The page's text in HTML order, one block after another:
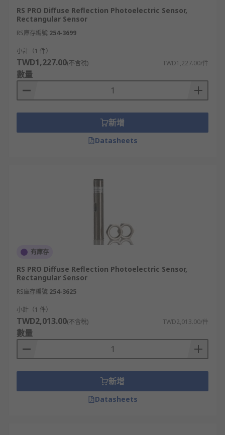
RS PRO Diffuse Reflection Photoelectric Sensor,
Rectangular Sensor
RS庫存編號 254-3699
小計（1 件）
TWD1,227.00(不含稅) TWD1,227.00/件
數量
新增
Datasheets
有庫存
RS PRO Diffuse Reflection Photoelectric Sensor,
Rectangular Sensor
RS庫存編號 254-3625
小計（1 件）
TWD2,013.00(不含稅) TWD2,013.00/件
數量
新增
Datasheets